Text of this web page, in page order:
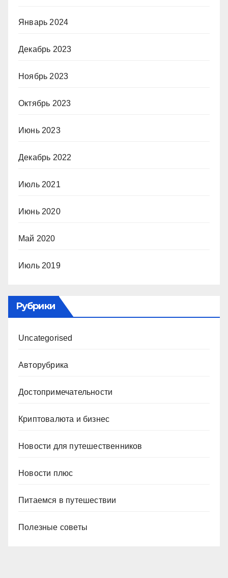
Январь 2024
Декабрь 2023
Ноябрь 2023
Октябрь 2023
Июнь 2023
Декабрь 2022
Июль 2021
Июнь 2020
Май 2020
Июль 2019
Рубрики
Uncategorised
Авторубрика
Достопримечательности
Криптовалюта и бизнес
Новости для путешественников
Новости плюс
Питаемся в путешествии
Полезные советы